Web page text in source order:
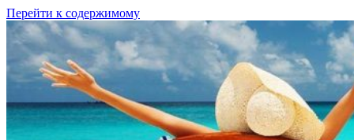
Перейти к содержимому